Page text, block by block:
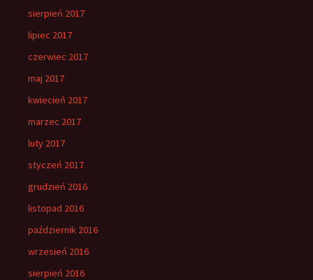
sierpień 2017
lipiec 2017
czerwiec 2017
maj 2017
kwiecień 2017
marzec 2017
luty 2017
styczeń 2017
grudzień 2016
listopad 2016
październik 2016
wrzesień 2016
sierpień 2016